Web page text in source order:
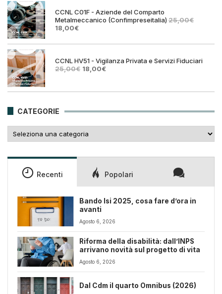
CCNL C01F - Aziende del Comparto
Metalmeccanico (Confimpreseitalia) 25,00€
Il
originale
25,00€.
18,00€Il
attuale
18,00€.
CCNL HV51 - Vigilanza Privata e Servizi Fiduciari
25,00€ Il
era:
18,00€Il
è:
CATEGORIE
Recenti Popolari
Bando Isi 2025, cosa fare d’ora in
avanti
Agosto 6, 2026
Riforma della disabilità: dall’INPS
arrivano novità sul progetto di vita
Agosto 6, 2026
Dal Cdm il quarto Omnibus (2026)